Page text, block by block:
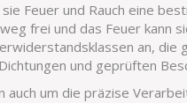
Feuer und Rauch eine
frei und das Feuer kann
an, die
und geprüften
um die präzise